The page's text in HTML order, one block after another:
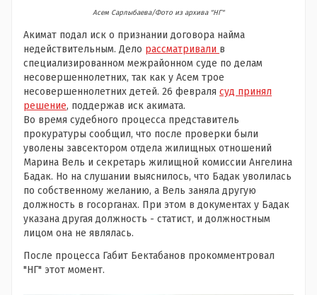
Асем Сарлыбаева/Фото из архива "НГ"
Акимат подал иск о признании договора найма
недействительным. Дело рассматривали в
специализированном межрайонном суде по делам
несовершеннолетних, так как у Асем трое
несовершеннолетних детей. 26 февраля суд принял
решение, поддержав иск акимата.
Во время судебного процесса представитель
прокуратуры сообщил, что после проверки были
уволены завсектором отдела жилищных отношений
Марина Вель и секретарь жилищной комиссии Ангелина
Бадак. Но на слушании выяснилось, что Бадак уволилась
по собственному желанию, а Вель заняла другую
должность в госорганах. При этом в документах у Бадак
указана другая должность - статист, и должностным
лицом она не являлась.
После процесса Габит Бектабанов прокомментровал
"НГ" этот момент.